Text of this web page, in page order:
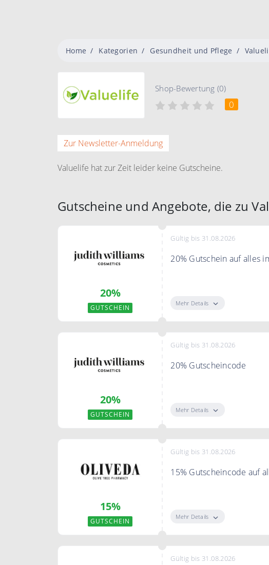
Home Kategorien Gesundheit und Pflege
Shop-Bewertung (0)
0
Zur Newsletter-Anmeldung
Valuelife hat zur Zeit leider keine Gutscheine.
Gutscheine und Angebote, die zu
20%
GUTSCHEIN
Gültig bis 31.08.2026
20% Gutschein auf alles
Mehr Details
20%
GUTSCHEIN
Gültig bis 31.08.2026
20% Gutscheincode
Mehr Details
15%
GUTSCHEIN
Gültig bis 31.08.2026
15% Gutscheincode auf
Bestätigungsmail einen
Mehr Details
Gültig bis 31.08.2026